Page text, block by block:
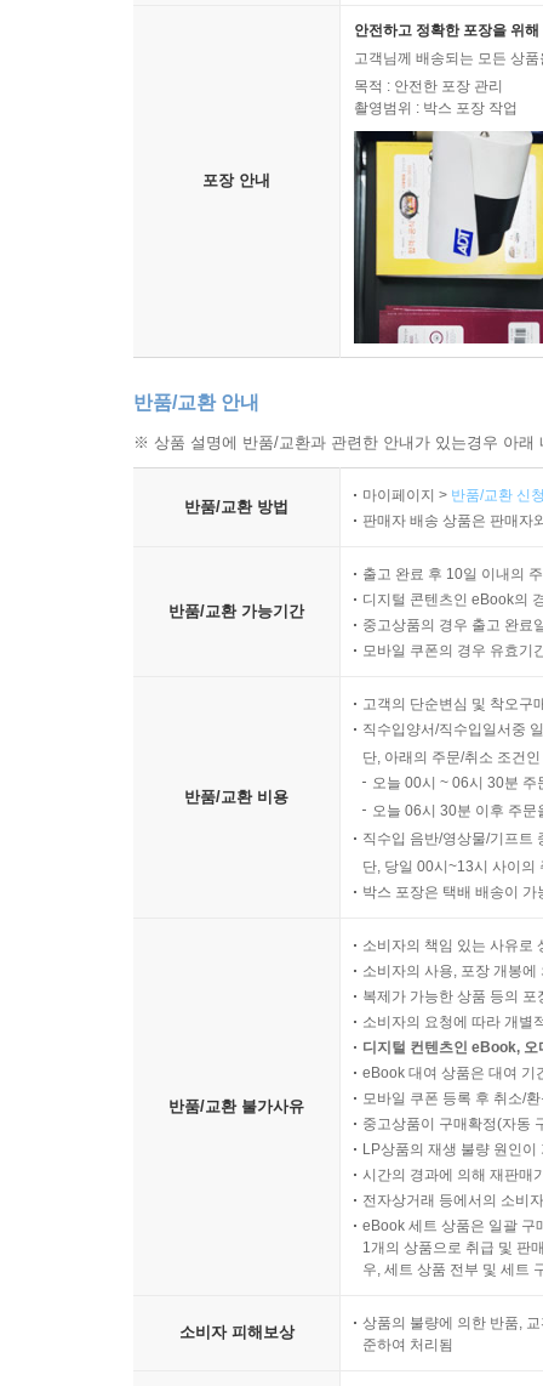
포장 안내
안전하고 정확한 포장을 위
고객님께 배송되는 모든 상
목적 : 안전한 포장 관리
촬영범위 : 박스 포장 작업
반품/교환 안내
※ 상품 설명에 반품/교환과 관련한 안내가 있는경우 아
반품/교환 방법
마이페이지 > 반품/교환 신
판매자 배송 상품은 판매자
반품/교환 가능기간
출고 완료 후 10일 이내의
디지털 콘텐츠인 eBook의
중고상품의 경우 출고 완료
모바일 쿠폰의 경우 유효기
반품/교환 비용
고객의 단순변심 및 착오구
직수입양서/직수입일서중
단, 아래의 주문/취소 조건
오늘 00시 ~ 06시 30분
오늘 06시 30분 이후 주
직수입 음반/영상물/기프트
단, 당일 00시~13시 사이의
박스 포장은 택배 배송이
반품/교환 불가사유
소비자의 책임 있는 사유로
소비자의 사용, 포장 개봉
복제가 가능한 상품 등의
소비자의 요청에 따라 개별
디지털 컨텐츠인 eBook,
eBook 대여 상품은 대여 기
모바일 쿠폰 등록 후 취소/
중고상품이 구매확정(자동
LP상품의 재생 불량 원인
시간의 경과에 의해 재판매
전자상거래 등에서의 소비
eBook 세트 상품은 일괄 구
1개의 상품으로 취급 및 판
우, 세트 상품 전부 및 세트
소비자 피해보상
상품의 불량에 의한 반품,
준하여 처리됨